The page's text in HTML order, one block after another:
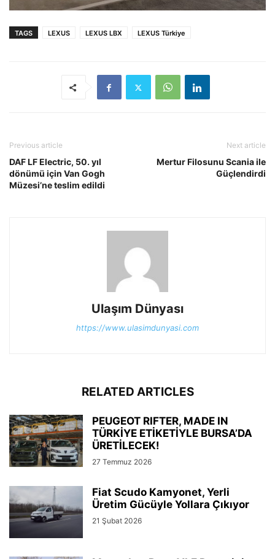
TAGS LEXUS LEXUS LBX LEXUS Türkiye
Previous article
DAF LF Electric, 50. yıl
dönümü için Van Gogh
Müzesi’ne teslim edildi
Next article
Mertur Filosunu Scania ile
Güçlendirdi
Ulaşım Dünyası
https://www.ulasimdunyasi.com
RELATED ARTICLES
PEUGEOT RIFTER, MADE IN
TÜRKİYE ETİKETİYLE BURSA’DA
ÜRETİLECEK!
27 Temmuz 2026
Fiat Scudo Kamyonet, Yerli
Üretim Gücüyle Yollara Çıkıyor
21 Şubat 2026